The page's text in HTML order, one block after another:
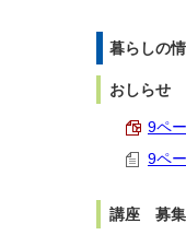
暮らしの
おしらせ
9ペ
9ペ
講座 募